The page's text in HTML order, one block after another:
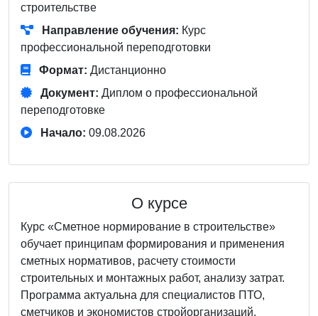
строительстве
Направление обучения: Курс
профессиональной переподготовки
Формат: Дистанционно
Документ: Диплом о профессиональной
переподготовке
Начало: 09.08.2026
О курсе
Курс «Сметное нормирование в строительстве»
обучает принципам формирования и применения
сметных нормативов, расчету стоимости
строительных и монтажных работ, анализу затрат.
Программа актуальна для специалистов ПТО,
сметчиков и экономистов стройорганизаций.